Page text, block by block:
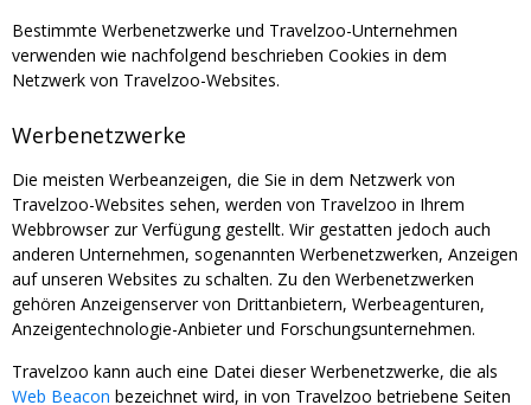
Bestimmte Werbenetzwerke und Travelzoo-Unternehmen
verwenden wie nachfolgend beschrieben Cookies in dem
Netzwerk von Travelzoo-Websites.
Werbenetzwerke
Die meisten Werbeanzeigen, die Sie in dem Netzwerk von
Travelzoo-Websites sehen, werden von Travelzoo in Ihrem
Webbrowser zur Verfügung gestellt. Wir gestatten jedoch auch
anderen Unternehmen, sogenannten Werbenetzwerken, Anzeigen
auf unseren Websites zu schalten. Zu den Werbenetzwerken
gehören Anzeigenserver von Drittanbietern, Werbeagenturen,
Anzeigentechnologie-Anbieter und Forschungsunternehmen.
Travelzoo kann auch eine Datei dieser Werbenetzwerke, die als
Web Beacon bezeichnet wird, in von Travelzoo betriebene Seiten